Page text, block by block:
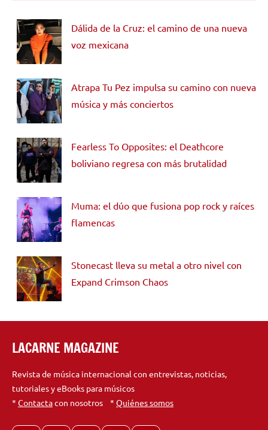
Dálida de la Cruz: el camino de una nueva
voz mexicana
Atrapa Tu Pez impulsa su camino con nueva
música y más conciertos
Fearless To Opposites: el Deathcore
boliviano regresa con más brutalidad
Muma: el dúo que fusiona pop rock y raíces
flamencas
Stonecast lleva su metal a otro nivel con
Expand Crimson Chaos
LACARNE MAGAZINE
Revista de música internacional con entrevistas, noticias,
tutoriales y eBooks para músicos
* Contactacon nosotros * Quiénes somos